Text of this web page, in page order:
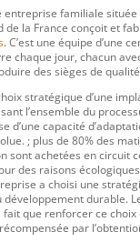
entreprise familiale
de la France conçoit et
. C’est une équipe d’une
chaque jour, chacun
des sièges de
stratégique d’une
l’ensemble du
d’une capacité
; plus de 80% des
sont achetées en circuit
des raisons
a choisi une
durable.
fait que renforcer ce
par